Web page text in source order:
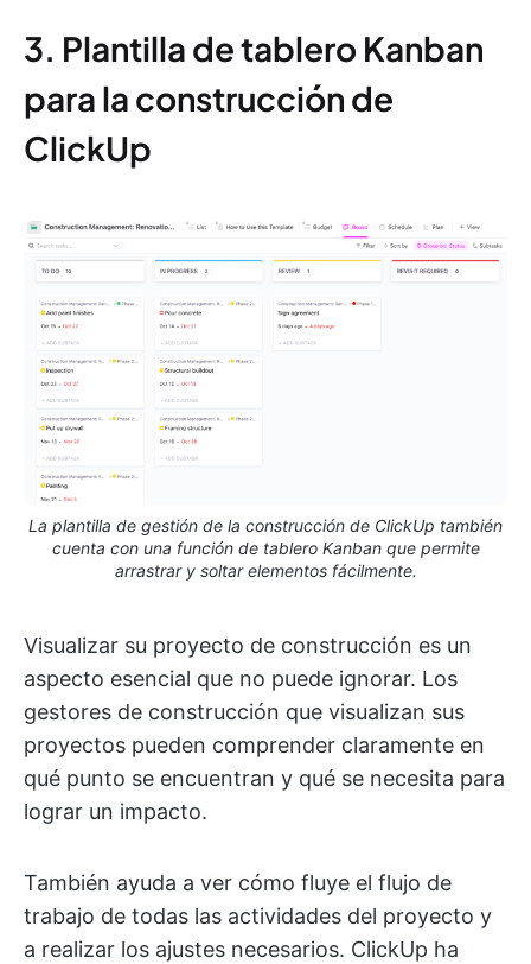
3. Plantilla de tablero Kanban
para la construcción de
ClickUp
La plantilla de gestión de la construcción de ClickUp también
cuenta con una función de tablero Kanban que permite
arrastrar y soltar elementos fácilmente.
Visualizar su proyecto de construcción es un
aspecto esencial que no puede ignorar. Los
gestores de construcción que visualizan sus
proyectos pueden comprender claramente en
qué punto se encuentran y qué se necesita para
lograr un impacto.
También ayuda a ver cómo fluye el flujo de
trabajo de todas las actividades del proyecto y
a realizar los ajustes necesarios. ClickUp ha